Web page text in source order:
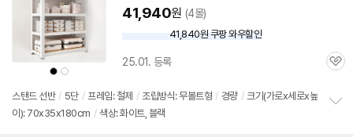
상
품
색
상
상
품
상
41,940원 (4몰)
할
가
41,840원 쿠팡 와우할인
25.01. 등록
관
스탠드 선반 / 5단 / 프레임: 철제 / 조립방식: 무볼트형 / 경량 / 크기(가로x세로x높
이): 70x35x180cm / 색상: 화이트, 블랙